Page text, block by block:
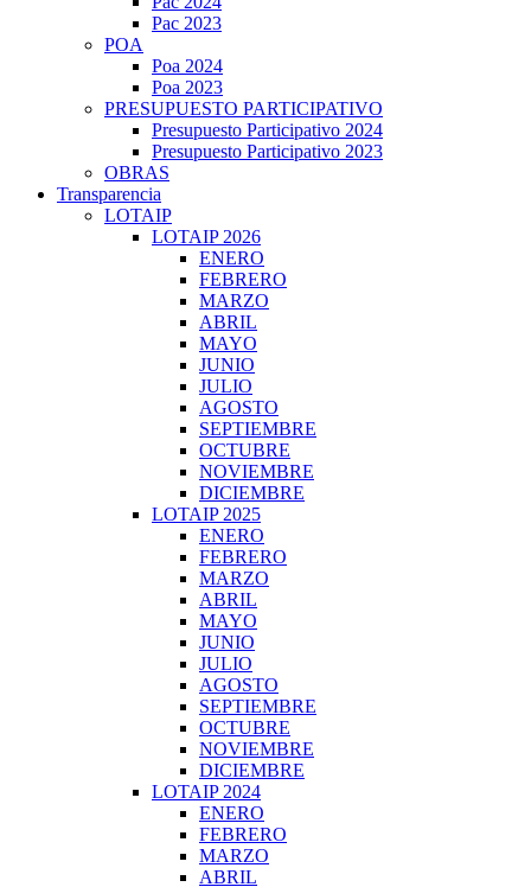
Pac 2023
POA
Poa 2024
Poa 2023
PRESUPUESTO PARTICIPATIVO
Presupuesto Participativo 2024
Presupuesto Participativo 2023
OBRAS
Transparencia
LOTAIP
LOTAIP 2026
ENERO
FEBRERO
MARZO
ABRIL
MAYO
JUNIO
JULIO
AGOSTO
SEPTIEMBRE
OCTUBRE
NOVIEMBRE
DICIEMBRE
LOTAIP 2025
ENERO
FEBRERO
MARZO
ABRIL
MAYO
JUNIO
JULIO
AGOSTO
SEPTIEMBRE
OCTUBRE
NOVIEMBRE
DICIEMBRE
LOTAIP 2024
ENERO
FEBRERO
MARZO
ABRIL